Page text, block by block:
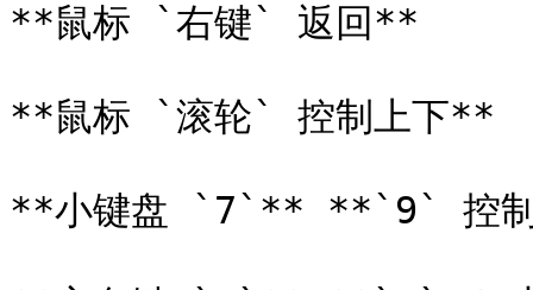
**鼠标 `右键` 返回**
**鼠标 `滚轮` 控制上下**
**小键盘 `7`** **`9` 控制